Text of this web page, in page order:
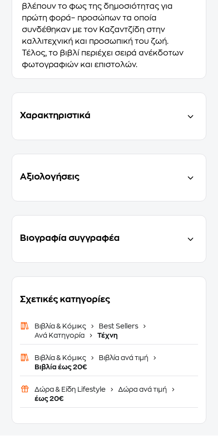
βλέπουν το φως της δημοσιότητας για
πρώτη φορά– προσώπων τα οποία
συνδέθηκαν με τον Καζαντζίδη στην
καλλιτεχνική και προσωπική του ζωή.
Τέλος, το βιβλί περιέχει σειρά ανέκδοτων
φωτογραφιών και επιστολών.
Χαρακτηριστικά
Αξιολογήσεις
Βιογραφία συγγραφέα
Σχετικές κατηγορίες
Βιβλία & Κόμικς
Best Sellers
Ανά Κατηγορία
Τέχνη
Βιβλία & Κόμικς
Βιβλία ανά τιμή
Βιβλία έως 20€
Δώρα & Είδη Lifestyle
Δώρα ανά τιμή
έως 20€